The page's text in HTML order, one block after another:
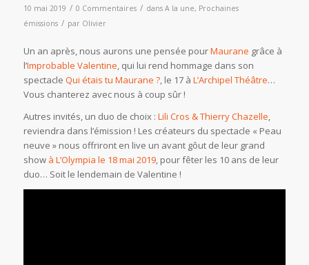
10 mai 2019 / 0 Commentaires / dans A la une, Prochaines
émissions / par Olivier
Un an après, nous aurons une pensée pourMaurane grâce à
l’Improbable Valentine, qui lui rend hommage dans son
spectacle Qui étais tu Maurane ?, le 17 à L’Archipel Théâtre…
Vous chanterez avec nous à coup sûr !
Autres invités, un duo de choix : Lili Cros & Thierry Chazelle,
reviendra dans l’émission ! Les créateurs du spectacle « Peau
neuve » nous offriront en live un avant gôut de leur grand
show à L’Olympia le 18 mai 2019, pour fêter les 10 ans de leur
duo… Soit le lendemain de Valentine !